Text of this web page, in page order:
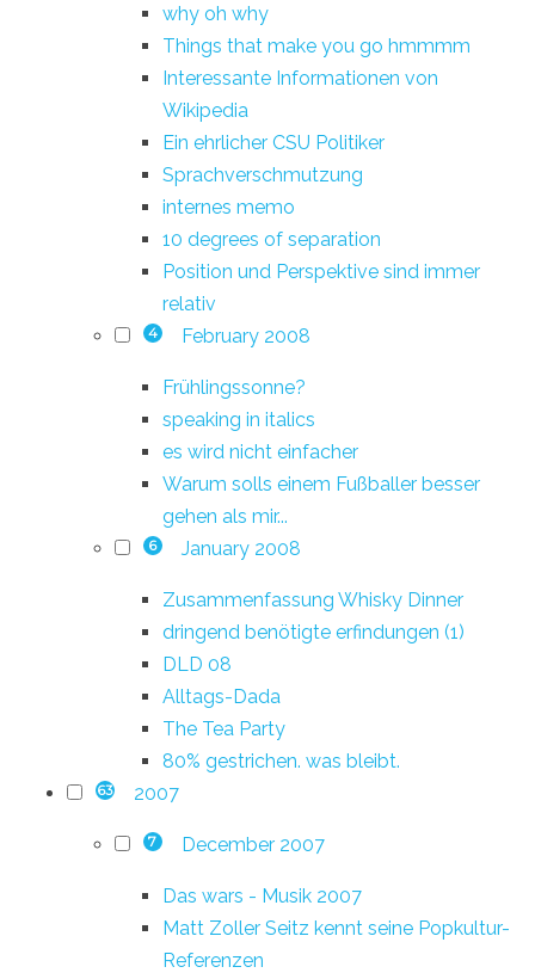
why oh why
Things that make you go hmmmm
Interessante Informationen von
Wikipedia
Ein ehrlicher CSU Politiker
Sprachverschmutzung
internes memo
10 degrees of separation
Position und Perspektive sind immer
relativ
4 February 2008
Frühlingssonne?
speaking in italics
es wird nicht einfacher
Warum solls einem Fußballer besser
gehen als mir...
6 January 2008
Zusammenfassung Whisky Dinner
dringend benötigte erfindungen (1)
DLD 08
Alltags-Dada
The Tea Party
80% gestrichen. was bleibt.
63 2007
7 December 2007
Das wars - Musik 2007
Matt Zoller Seitz kennt seine Popkultur-
Referenzen